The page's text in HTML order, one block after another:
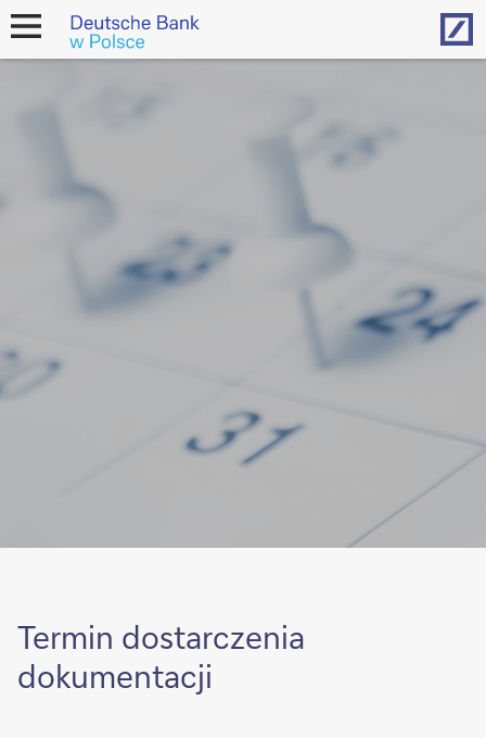
open
Termin dostarczenia
dokumentacji